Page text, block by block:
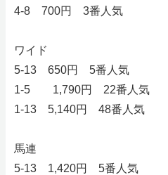
4-8 700円 3番人気
ワイド
5-13 650円 5番人気
1-5 1,790円 22番人気
1-13 5,140円 48番人気
馬連
5-13 1,420円 5番人気